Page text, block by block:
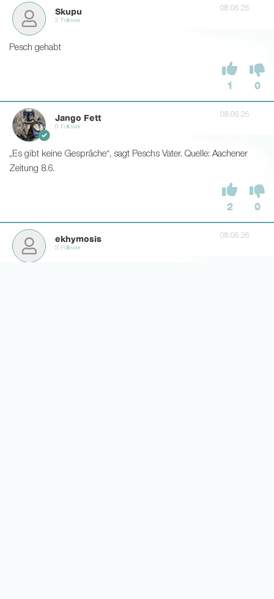
Skupu
2 Follower
08.06.26
Pesch gehabt
1 0
Jango Fett
0 Follower
08.06.26
„Es gibt keine Gespräche“, sagt Peschs Vater. Quelle: Aachener
Zeitung 8.6.
2 0
ekhymosis
3 Follower
08.06.26